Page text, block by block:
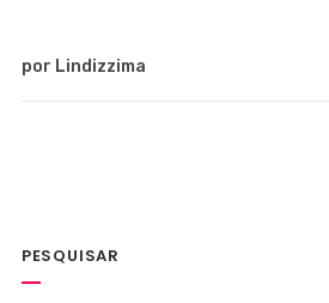
por Lindizzima
PESQUISAR